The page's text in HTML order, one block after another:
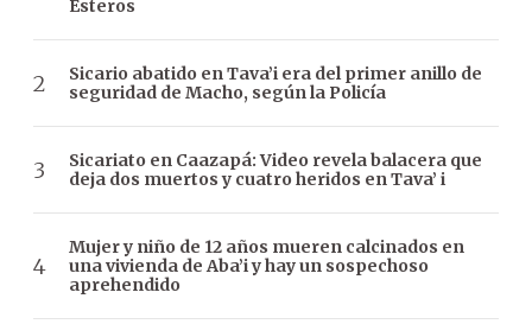
Esteros
Sicario abatido en Tava’i era del primer anillo de
seguridad de Macho, según la Policía
Sicariato en Caazapá: Video revela balacera que
deja dos muertos y cuatro heridos en Tava’ i
Mujer y niño de 12 años mueren calcinados en
una vivienda de Aba’i y hay un sospechoso
aprehendido